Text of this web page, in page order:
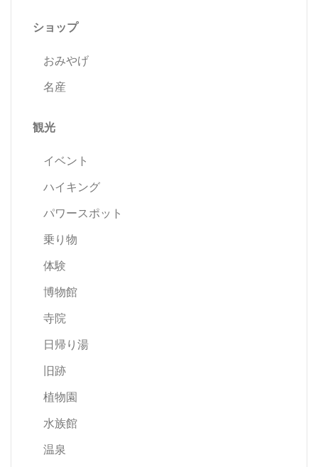
ー
シ
ョ
ン
ショップ
おみやげ
名産
観光
イベント
ハイキング
パワースポット
乗り物
体験
博物館
寺院
日帰り湯
旧跡
植物園
水族館
温泉